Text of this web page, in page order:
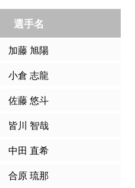
選手名
加藤 旭陽
小倉 志龍
佐藤 悠斗
皆川 智哉
中田 直希
合原 琉那